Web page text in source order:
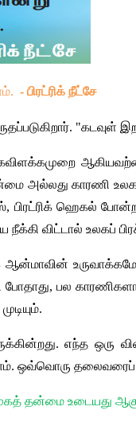
. - பிரட்ரிக் நீட்சே
. "கடவுள்
அல்லது காரணி
, பிரட்ரிக் ஹெகல்
நீக்கி விட்டால் உலகப்
ஆன்மாவின் உருவாக்கமே
போதாது, பல
முடியும்.
. எந்த ஒரு
. ஒவ்வொரு தலைவரைப்
தன்மை உடையது